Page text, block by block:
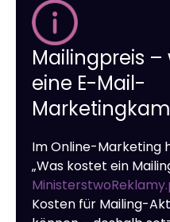
Mailingpreis –
eine E-Mail-
Im Online-Marketing
„Was kostet ein
Kosten für Mailing-